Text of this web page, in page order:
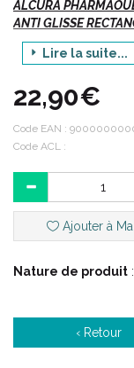
ALCURA
ANTI GLISSE
Vte/NR
Description :
les ustensiles
Passe au micro-
>> Existe
Lire la suite...
22,90€
Code EAN :
Code ACL :
Ajouter à
Nature de produit
‹ Retour